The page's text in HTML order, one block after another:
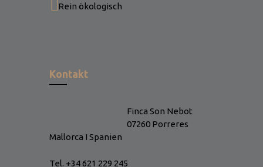
Rein ökologisch
Kontakt
Finca Son Nebot
07260 Porreres
Mallorca I Spanien
Tel. +34 621 229 245